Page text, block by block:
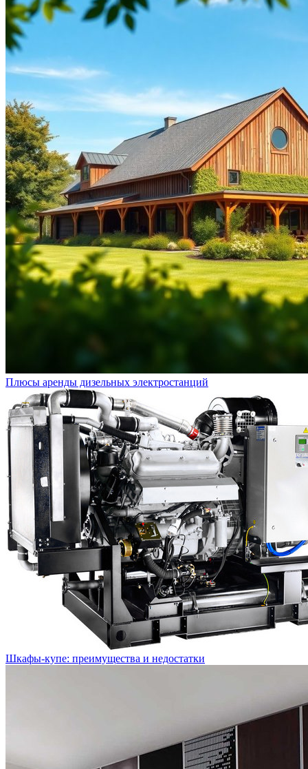
Плюсы аренды дизельных электростанций
Шкафы-купе: преимущества и недостатки